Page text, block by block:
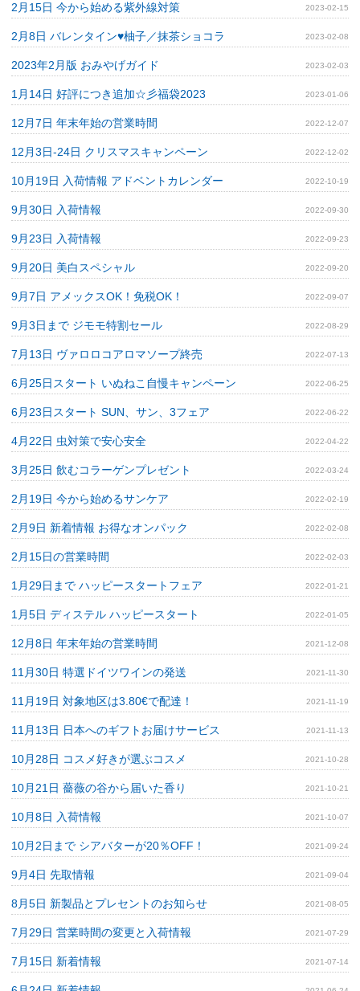
2月15日 今から始める紫外線対策 2023-02-15
2月8日 バレンタイン♥柚子／抹茶ショコラ 2023-02-08
2023年2月版 おみやげガイド 2023-02-03
1月14日 好評につき追加☆彡福袋2023 2023-01-06
12月7日 年末年始の営業時間 2022-12-07
12月3日‐24日 クリスマスキャンペーン 2022-12-02
10月19日 入荷情報 アドベントカレンダー 2022-10-19
9月30日 入荷情報 2022-09-30
9月23日 入荷情報 2022-09-23
9月20日 美白スペシャル 2022-09-20
9月7日 アメックスOK！免税OK！ 2022-09-07
9月3日まで ジモモ特割セール 2022-08-29
7月13日 ヴァロロコアロマソープ終売 2022-07-13
6月25日スタート いぬねこ自慢キャンペーン 2022-06-25
6月23日スタート SUN、サン、3フェア 2022-06-22
4月22日 虫対策で安心安全 2022-04-22
3月25日 飲むコラーゲンプレゼント 2022-03-24
2月19日 今から始めるサンケア 2022-02-19
2月9日 新着情報 お得なオンパック 2022-02-08
2月15日の営業時間 2022-02-03
1月29日まで ハッピースタートフェア 2022-01-21
1月5日 ディステル ハッピースタート 2022-01-05
12月8日 年末年始の営業時間 2021-12-08
11月30日 特選ドイツワインの発送 2021-11-30
11月19日 対象地区は3.80€で配達！ 2021-11-19
11月13日 日本へのギフトお届けサービス 2021-11-13
10月28日 コスメ好きが選ぶコスメ 2021-10-28
10月21日 薔薇の谷から届いた香り 2021-10-21
10月8日 入荷情報 2021-10-07
10月2日まで シアバターが20％OFF！ 2021-09-24
9月4日 先取情報 2021-09-04
8月5日 新製品とプレセントのお知らせ 2021-08-05
7月29日 営業時間の変更と入荷情報 2021-07-29
7月15日 新着情報 2021-07-14